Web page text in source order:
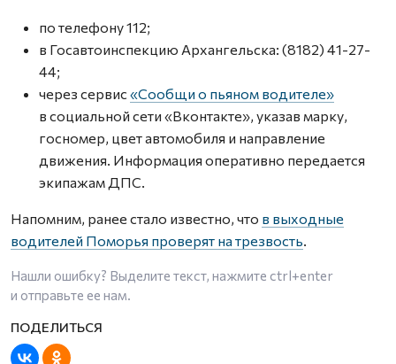
по телефону 112;
в Госавтоинспекцию Архангельска: (8182) 41-27-
44;
через сервис «Сообщи о пьяном водителе»
в социальной сети «Вконтакте», указав марку,
госномер, цвет автомобиля и направление
движения. Информация оперативно передается
экипажам ДПС.
Напомним, ранее стало известно, что в выходные
водителей Поморья проверят на трезвость.
Нашли ошибку? Выделите текст, нажмите ctrl+enter
и отправьте ее нам.